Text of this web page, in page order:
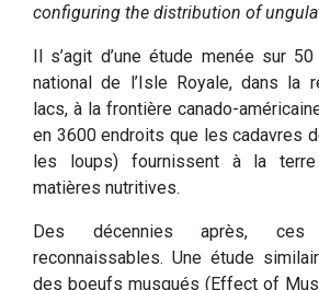
configuring the distribution of
Il s’agit d’une étude menée sur
national de l’Isle Royale, dans la
lacs, à la frontière canado-
en 3600 endroits que les cadavres
les loups) fournissent à la terre
matières nutritives.
Des décennies après,
reconnaissables. Une étude
des boeufs musqués (Effect of